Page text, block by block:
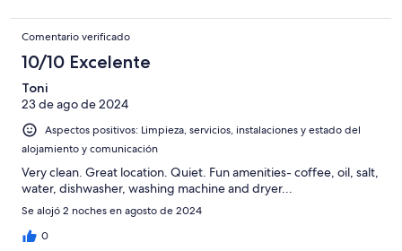
Comentario verificado
10/10 Excelente
Toni
23 de ago de 2024
Aspectos positivos: Limpieza, servicios, instalaciones y estado del
alojamiento y comunicación
Very clean. Great location. Quiet. Fun amenities- coffee, oil, salt,
water, dishwasher, washing machine and dryer...
Se alojó 2 noches en agosto de 2024
0